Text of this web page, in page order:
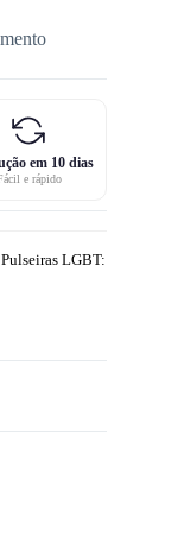
em 10 dias
e rápido
Pulseiras LGBT: